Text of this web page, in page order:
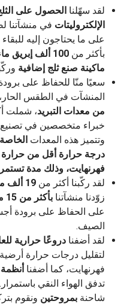
لقد سهّلنا الحصول على
الإلكتروليتات
على ما يحتاجون إليه
بأكثر من 100 ألف إبريق ماء
ماكينة صنع ثلج إضافية
سعيًا منّا للحفاظ على
المنشآت في الطقس
من معدات التبريد، شملت
خبراء متخصصين في تصنيع
وتتميز هذه المعدات
فهرنهايت، وذلك مدة
لقد ركّبنا أكثر من 19 ألف مروحة إضافية
زوّدنا منشآتنا بأكثر من 15 مليون رطل من الثلج
على الحفاظ على برودة
الصيف.
لقد أضفنا دروعًا حرارية
فهرنهايت، كما أضفنا
تدفق الهواء النقي
شاحنة بمروحتين ونقوم